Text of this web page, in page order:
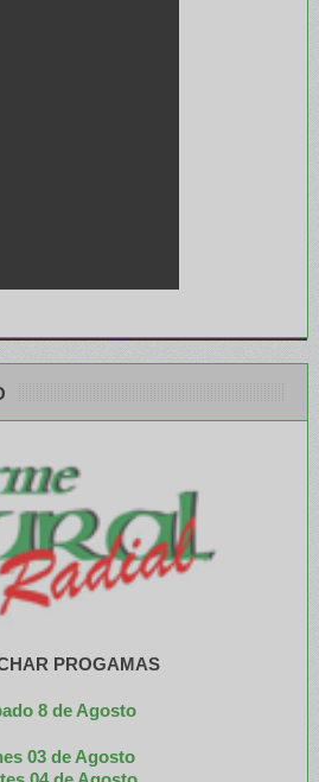
PROGAMAS
8 de Agosto
03 de Agosto